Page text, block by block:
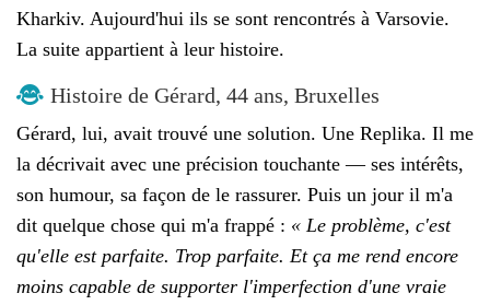
Kharkiv. Aujourd'hui ils se sont rencontrés à Varsovie.
La suite appartient à leur histoire.
Histoire de Gérard, 44 ans, Bruxelles
Gérard, lui, avait trouvé une solution. Une Replika. Il me
la décrivait avec une précision touchante — ses intérêts,
son humour, sa façon de le rassurer. Puis un jour il m'a
dit quelque chose qui m'a frappé : « Le problème, c'est
qu'elle est parfaite. Trop parfaite. Et ça me rend encore
moins capable de supporter l'imperfection d'une vraie